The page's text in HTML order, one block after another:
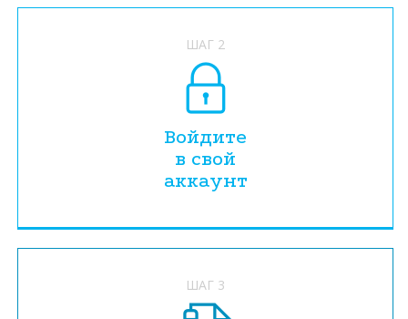
ШАГ 2
Войдите
в свой
аккаунт
ШАГ 3